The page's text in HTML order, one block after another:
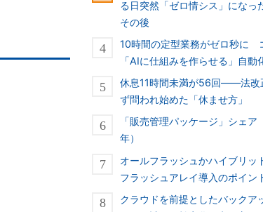
る日突然「ゼロ情シス」になっ
その後
10時間の定型業務がゼロ秒に
「AIに仕組みを作らせる」自動
休息11時間未満が56回――法改
ず問われ始めた「休ませ方」
「販売管理パッケージ」シェ
年）
オールフラッシュかハイブリ
フラッシュアレイ導入のポイン
クラウドを前提としたバックア